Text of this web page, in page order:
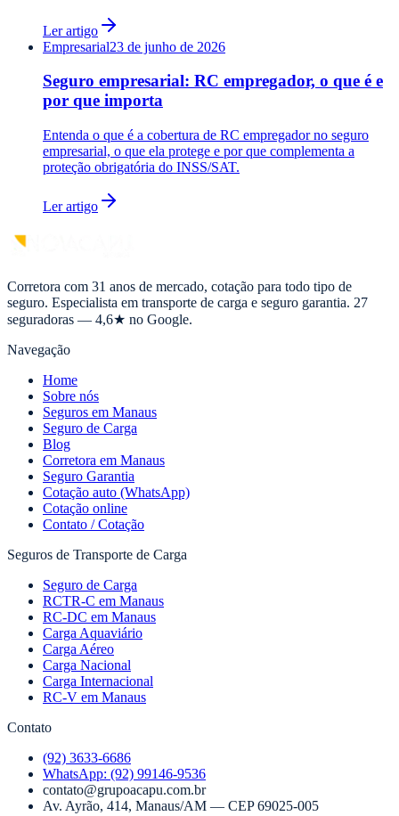
Ler artigo
Empresarial23 de junho de 2026
Seguro empresarial: RC empregador, o que é e
por que importa
Entenda o que é a cobertura de RC empregador no seguro
empresarial, o que ela protege e por que complementa a
proteção obrigatória do INSS/SAT.
Ler artigo
Corretora com 31 anos de mercado, cotação para todo tipo de
seguro. Especialista em transporte de carga e seguro garantia. 27
seguradoras — 4,6★ no Google.
Navegação
Home
Sobre nós
Seguros em Manaus
Seguro de Carga
Blog
Corretora em Manaus
Seguro Garantia
Cotação auto (WhatsApp)
Cotação online
Contato / Cotação
Seguros de Transporte de Carga
Seguro de Carga
RCTR-C em Manaus
RC-DC em Manaus
Carga Aquaviário
Carga Aéreo
Carga Nacional
Carga Internacional
RC-V em Manaus
Contato
(92) 3633-6686
WhatsApp: (92) 99146-9536
contato@grupoacapu.com.br
Av. Ayrão, 414, Manaus/AM — CEP69025-005